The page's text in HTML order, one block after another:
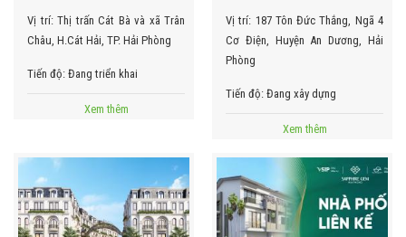
Vị trí: Thị trấn Cát Bà và xã Trân
Châu, H.Cát Hải, TP. Hải Phòng
Tiến độ: Đang triển khai
Xem thêm
Vị trí: 187 Tôn Đức Thắng, Ngã 4
Cơ Điện, Huyện An Dương, Hải
Phòng
Tiến độ: Đang xây dựng
Xem thêm